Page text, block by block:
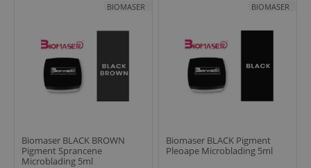
BIOMASER
Biomaser BLACK BROWN
Pigment Sprancene
Microblading 5ml
BIOMASER
Biomaser BLACK Pigment
Pleoape Microblading 5ml